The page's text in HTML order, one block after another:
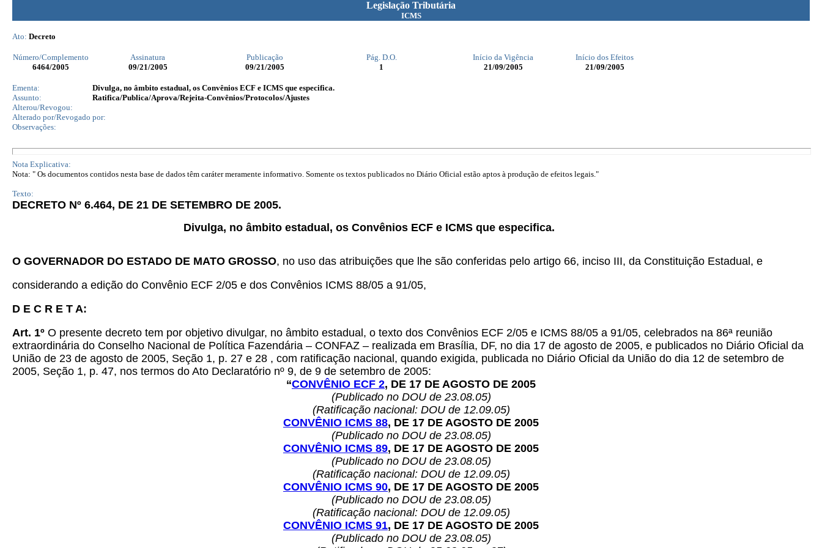
Legislação Tributária
ICMS
Ato: Decreto
Número/Complemento Assinatura Publicação Pág. D.O. Início da Vigência
Início dos Efeitos
6464/2005 09/21/2005 09/21/2005 1 21/09/2005 21/09/2005
Ementa:
Divulga, no âmbito estadual, os Convênios ECF e ICMS que especifica.
Assunto:
Ratifica/Publica/Aprova/Rejeita-Convênios/Protocolos/Ajustes
Alterou/Revogou:
Alterado por/Revogado por:
Observações:
Nota Explicativa:
Nota: " Os documentos contidos nesta base de dados têm caráter meramente informativo. Somente os textos publicados no Diário Oficial estão aptos à produção de efeitos legais."
Texto:
DECRETO Nº 6.464, DE 21 DE SETEMBRO DE 2005.
Divulga, no âmbito estadual, os Convênios ECF e ICMS que especifica.
O GOVERNADOR DO ESTADO DE MATO GROSSO, no uso das atribuições que lhe são conferidas pelo artigo 66, inciso III, da Constituição Estadual, e
considerando a edição do Convênio ECF 2/05 e dos Convênios ICMS 88/05 a 91/05,
D E C R E T A:
Art. 1º O presente decreto tem por objetivo divulgar, no âmbito estadual, o texto dos Convênios ECF 2/05 e ICMS 88/05 a 91/05, celebrados na 86ª reunião
extraordinária do Conselho Nacional de Política Fazendária – CONFAZ – realizada em Brasília, DF, no dia 17 de agosto de 2005, e publicados no Diário Oficial da
União de 23 de agosto de 2005, Seção 1, p. 27 e 28 , com ratificação nacional, quando exigida, publicada no Diário Oficial da União do dia 12 de setembro de
2005, Seção 1, p. 47, nos termos do Ato Declaratório nº 9, de 9 de setembro de 2005:
“CONVÊNIO ECF 2, DE 17 DE AGOSTO DE 2005
(Publicado no DOU de 23.08.05)
(Ratificação nacional: DOU de 12.09.05)
CONVÊNIO ICMS 88, DE 17 DE AGOSTO DE 2005
(Publicado no DOU de 23.08.05)
CONVÊNIO ICMS 89, DE 17 DE AGOSTO DE 2005
(Publicado no DOU de 23.08.05)
(Ratificação nacional: DOU de 12.09.05)
CONVÊNIO ICMS 90, DE 17 DE AGOSTO DE 2005
(Publicado no DOU de 23.08.05)
(Ratificação nacional: DOU de 12.09.05)
CONVÊNIO ICMS 91, DE 17 DE AGOSTO DE 2005
(Publicado no DOU de 23.08.05)